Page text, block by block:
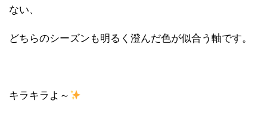
ない、
どちらのシーズンも明るく澄んだ色が似合う軸です。
キラキラよ～